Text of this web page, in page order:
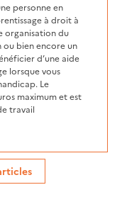
personne en
à droit à
organisation du
ou bien encore un
d’une aide
lorsque vous
Le
maximum et est
travail